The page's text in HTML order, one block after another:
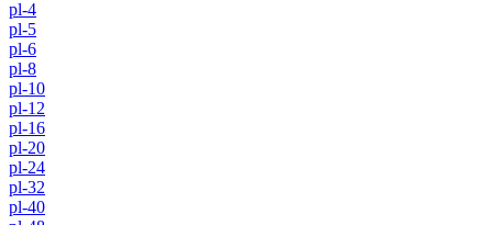
pl-4
pl-5
pl-6
pl-8
pl-10
pl-12
pl-16
pl-20
pl-24
pl-32
pl-40